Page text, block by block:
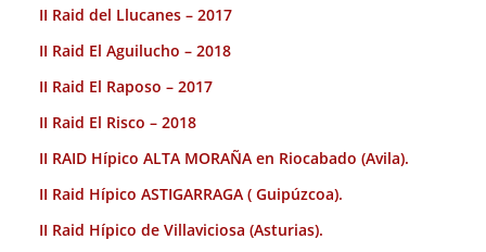
II Raid del Llucanes – 2017
II Raid El Aguilucho – 2018
II Raid El Raposo – 2017
II Raid El Risco – 2018
II RAID Hípico ALTA MORAÑA en Riocabado (Avila).
II Raid Hípico ASTIGARRAGA ( Guipúzcoa).
II Raid Hípico de Villaviciosa (Asturias).